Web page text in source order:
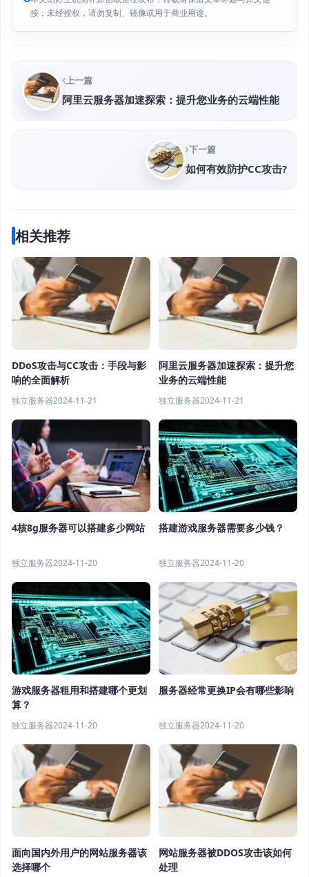
接；未经授权，请勿复制、镜像或用于商业用途。
上一篇
阿里云服务器加速探索：提升您业务的云端性能
下一篇
如何有效防护CC攻击?
相关推荐
DDoS攻击与CC攻击：手段与影
响的全面解析
独立服务器2024-11-21
阿里云服务器加速探索：提升您
业务的云端性能
独立服务器2024-11-21
4核8g服务器可以搭建多少网站
独立服务器2024-11-20
搭建游戏服务器需要多少钱？
独立服务器2024-11-20
游戏服务器租用和搭建哪个更划
算？
独立服务器2024-11-20
服务器经常更换IP会有哪些影响
独立服务器2024-11-20
面向国内外用户的网站服务器该
选择哪个
网站服务器被DDOS攻击该如何
处理